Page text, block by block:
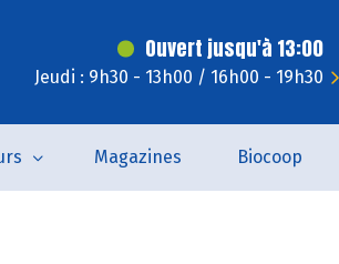
Ouvert jusqu'à 13:00
Jeudi : 9h30 - 13h00 / 16h00 - 19h30
Magazines Biocoop